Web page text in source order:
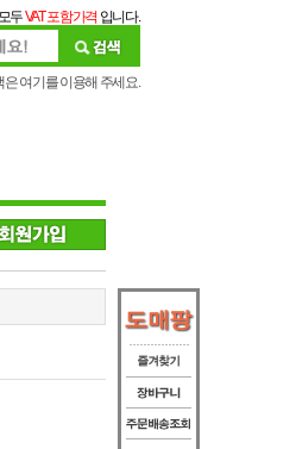
두VAT 포함가격 입니다.
은 여기를 이용해 주세요.